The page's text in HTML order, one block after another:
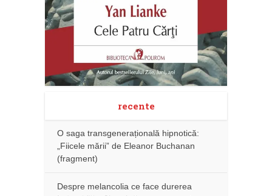
recente
O saga transgenerațională hipnotică:
„Fiicele mării” de Eleanor Buchanan
(fragment)
Despre melancolia ce face durerea